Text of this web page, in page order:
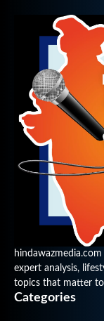
expert analysis,
topics that matter
Categories